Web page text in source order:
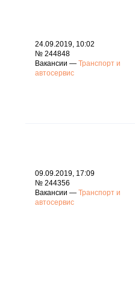
24.09.2019, 10:02
№ 244848
Вакансии — Транспорт и
автосервис
09.09.2019, 17:09
№ 244356
Вакансии — Транспорт и
автосервис